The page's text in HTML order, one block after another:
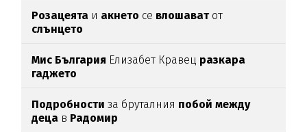
Розацеята и акнето се влошават от
слънцето
Мис България Елизабет Кравец разкара
гаджето
Подробностиза бруталния побой между
деца в Радомир